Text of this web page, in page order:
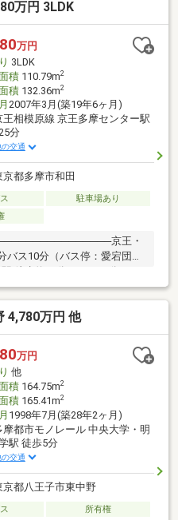
万円 3LDK
万円
3LDK
積110.79m2
積132.36m2
2007年3月(築19年6ヶ月)
王相模原線 京王多摩センター駅
分
の交通
京都多摩市和田
駐車場あり
京王・
ス10分（バス停：愛宕団
ル 「松が谷」駅 徒歩15分
のテラス付き物
■天井高2.7mのリビング■2.2
4,780万円 他
万円
他
積164.75m2
積165.41m2
1998年7月(築28年2ヶ月)
摩都市モノレール 中央大学・明
駅 徒歩5分
の交通
京都八王子市東中野
所有権